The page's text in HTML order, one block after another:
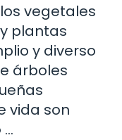
vegetales
plantas
y diverso
árboles
vida son
…